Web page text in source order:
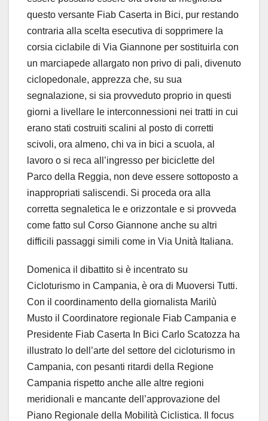
questo versante Fiab Caserta in Bici, pur restando
contraria alla scelta esecutiva di sopprimere la
corsia ciclabile di Via Giannone per sostituirla con
un marciapede allargato non privo di pali, divenuto
ciclopedonale, apprezza che, su sua
segnalazione, si sia provveduto proprio in questi
giorni a livellare le interconnessioni nei tratti in cui
erano stati costruiti scalini al posto di corretti
scivoli, ora almeno, chi va in bici a scuola, al
lavoro o si reca all’ingresso per biciclette del
Parco della Reggia, non deve essere sottoposto a
inappropriati saliscendi. Si proceda ora alla
corretta segnaletica le e orizzontale e si provveda
come fatto sul Corso Giannone anche su altri
difficili passaggi simili come in Via Unità Italiana.
Domenica il dibattito si è incentrato su
Cicloturismo in Campania, è ora di Muoversi Tutti.
Con il coordinamento della giornalista Marilù
Musto il Coordinatore regionale Fiab Campania e
Presidente Fiab Caserta In Bici Carlo Scatozza ha
illustrato lo dell’arte del settore del cicloturismo in
Campania, con pesanti ritardi della Regione
Campania rispetto anche alle altre regioni
meridionali e mancante dell’approvazione del
Piano Regionale della Mobilità Ciclistica. Il focus